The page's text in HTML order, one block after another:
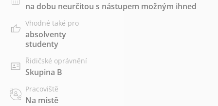
na dobu neurčitou s nástupem možným ihned
Vhodné také pro
absolventy
studenty
Řidičské oprávnění
Skupina B
Pracoviště
Na místě